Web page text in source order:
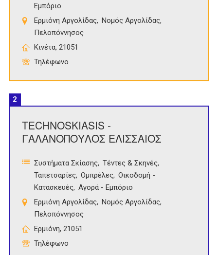
Εμπόριο
Ερμιόνη Αργολίδας
Νομός Αργολίδας
Πελοπόννησος
Κινέτα, 21051
Τηλέφωνο
2
TECHNOSKIASIS -
ΓΑΛΑΝΟΠΟΥΛΟΣ ΕΛΙΣΣΑΙΟΣ
Συστήματα Σκίασης
Τέντες & Σκηνές
Ταπετσαρίες
Ομπρέλες
Οικοδομή -
Κατασκευές
Αγορά - Εμπόριο
Ερμιόνη Αργολίδας
Νομός Αργολίδας
Πελοπόννησος
Ερμιόνη, 21051
Τηλέφωνο